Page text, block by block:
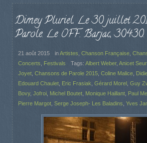
Dimey Pluriel. Le 30 juillet
Parole. Le OFF. Barjac, 30430.
21 août 2015 inArtistes Chanson Française
Concerts
Festivals Tags: Albert Weber, Anicet
Joyet Chansons de Parole 2015 Coline Malice
Edouard Chaulet Eric Frasiak Gérard Morel Guy
Bovy, Jofroi Michel Boutet Monique Haillant Paul
Pierre Margot Serge Joseph- Les Baladins Yves